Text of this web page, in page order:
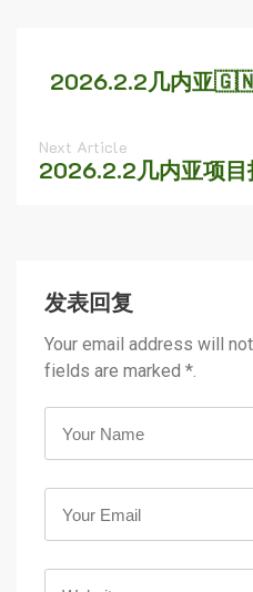
2026.2.2几内亚🇬🇳
Next Article
2026.2.2几内亚项目
发表回复
Your email address will
fields are marked *.